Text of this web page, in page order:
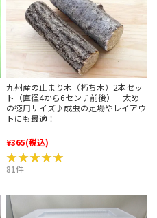
九州産の止まり木（朽ち木）2本セッ
ト（直径4から6センチ前後）｜太め
の徳用サイズ♪成虫の足場やレイアウ
トにも最適！
¥365(税込)
★★★★★
★★★★★
81件